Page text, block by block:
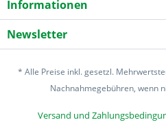
Informationen
Newsletter
* Alle Preise inkl. gesetzl.
Nachnahmegebühren, wenn
Versand und